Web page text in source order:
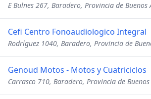
E Bulnes 267, Baradero, Provincia de Buenos
Cefi Centro Fonoaudiologico Integral
Rodríguez 1040, Baradero, Provincia de
Genoud Motos - Motos y Cuatriciclos
Carrasco 710, Baradero, Provincia de